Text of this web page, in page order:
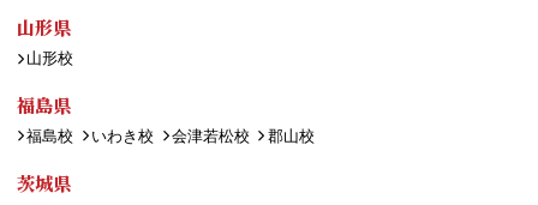
山形県
山形校
福島県
福島校 いわき校 会津若松校 郡山校
茨城県